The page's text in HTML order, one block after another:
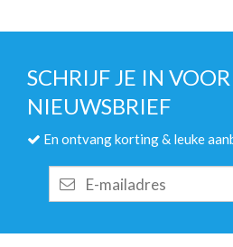
SCHRIJF JE IN
NIEUWSBRIEF
En ontvang korting & leuke
mailadres